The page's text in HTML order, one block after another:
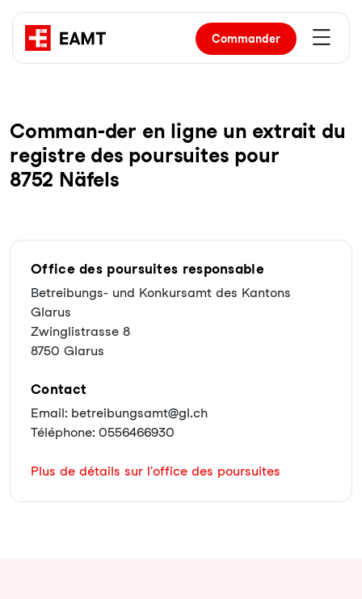
Commander
Com­man-der en li­gne un ex­trait du
re­gist­re des pour­sui­tes pour
8752 Näfels
Office des poursuites responsable
Betreibungs- und Konkursamt des Kantons
Glarus
Zwinglistrasse 8
8750 Glarus
Contact
Email: betreibungsamt@gl.ch
Téléphone: 0556466930
Plus de détails sur l'office des poursuites